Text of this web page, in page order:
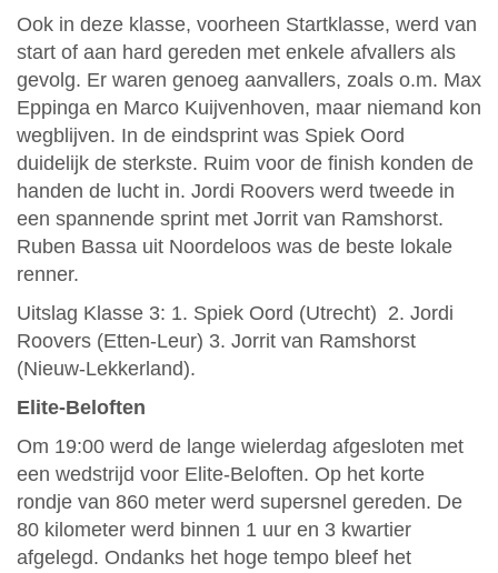
Ook in deze klasse, voorheen Startklasse, werd van
start of aan hard gereden met enkele afvallers als
gevolg. Er waren genoeg aanvallers, zoals o.m. Max
Eppinga en Marco Kuijvenhoven, maar niemand kon
wegblijven. In de eindsprint was Spiek Oord
duidelijk de sterkste. Ruim voor de finish konden de
handen de lucht in. Jordi Roovers werd tweede in
een spannende sprint met Jorrit van Ramshorst.
Ruben Bassa uit Noordeloos was de beste lokale
renner.
Uitslag Klasse 3: 1. Spiek Oord (Utrecht) 2. Jordi
Roovers (Etten-Leur) 3. Jorrit van Ramshorst
(Nieuw-Lekkerland).
Elite-Beloften
Om 19:00 werd de lange wielerdag afgesloten met
een wedstrijd voor Elite-Beloften. Op het korte
rondje van 860 meter werd supersnel gereden. De
80 kilometer werd binnen 1 uur en 3 kwartier
afgelegd. Ondanks het hoge tempo bleef het